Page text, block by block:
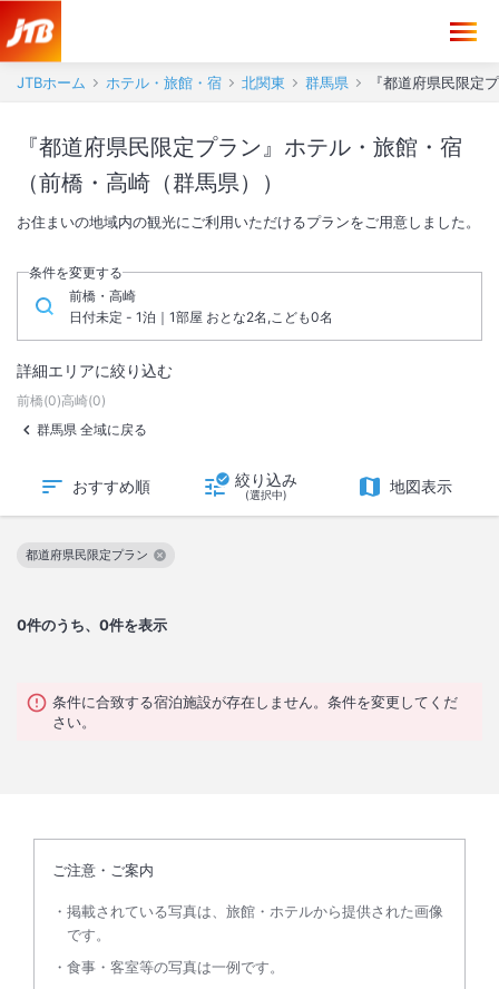
JTBホーム ホテル・旅館・宿 北関東 群馬県 『都道府県民限定
『都道府県民限定プラン』ホテル・旅館・宿
（前橋・高崎（群馬県））
お住まいの地域内の観光にご利用いただけるプランをご用意しました。
条件を変更する
前橋・高崎
日付未定 - 1泊｜1部屋 おとな2名,こども0名
詳細エリアに絞り込む
前橋(0)高崎(0)
群馬県 全域に戻る
おすすめ順 絞り込み
(選択中) 地図表示
0件のうち、0件を表示
都道府県民限定プラン
この絞り込み条件を解除
条件に合致する宿泊施設が存在しません。条件を変更してくだ
さい。
ご注意・ご案内
掲載されている写真は、旅館・ホテルから提供された画像
です。
食事・客室等の写真は一例です。